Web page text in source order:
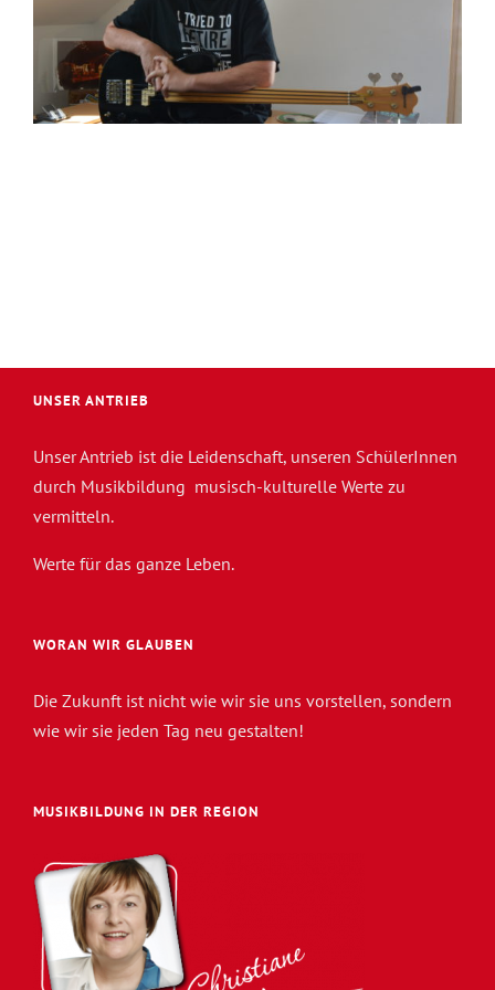
eBass
UNSER ANTRIEB
Unser Antrieb ist die Leidenschaft, unseren SchülerInnen
durch Musikbildung musisch-kulturelle Werte zu
vermitteln.
Werte für das ganze Leben.
WORAN WIR GLAUBEN
Die Zukunft ist nicht wie wir sie uns vorstellen, sondern
wie wir sie jeden Tag neu gestalten!
MUSIKBILDUNG IN DER REGION